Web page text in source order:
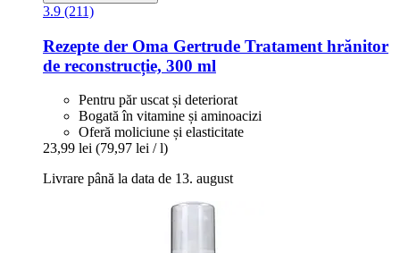
3.9 (211)
Rezepte der Oma Gertrude Tratament hrănitor
de reconstrucție, 300 ml
Pentru păr uscat și deteriorat
Bogată în vitamine și aminoacizi
Oferă moliciune și elasticitate
23,99 lei (79,97 lei / l)
Livrare până la data de 13. august